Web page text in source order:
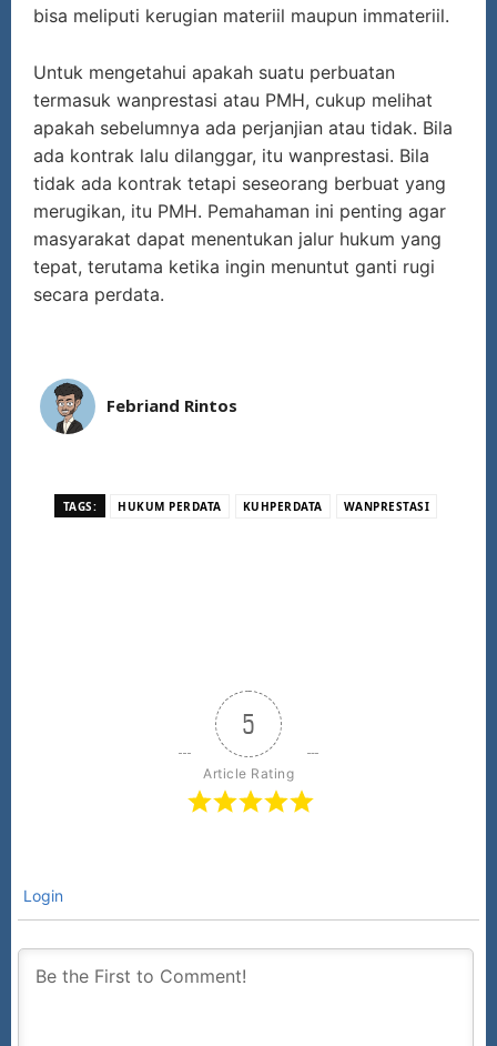
bisa meliputi kerugian materiil maupun immateriil.
Untuk mengetahui apakah suatu perbuatan
termasuk wanprestasi atau PMH, cukup melihat
apakah sebelumnya ada perjanjian atau tidak. Bila
ada kontrak lalu dilanggar, itu wanprestasi. Bila
tidak ada kontrak tetapi seseorang berbuat yang
merugikan, itu PMH. Pemahaman ini penting agar
masyarakat dapat menentukan jalur hukum yang
tepat, terutama ketika ingin menuntut ganti rugi
secara perdata.
Febriand Rintos
TAGS: HUKUM PERDATA KUHPERDATA WANPRESTASI
5
Article Rating
Login